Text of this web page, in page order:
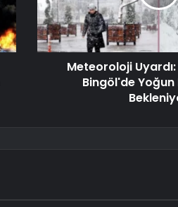
Meteoroloji
Bingöl'de Yoğun